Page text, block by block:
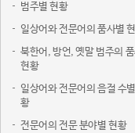
범주별 현황
일상어와 전문어의 품사별
북한어, 방언, 옛말 범주의
현황
일상어와 전문어의 음절 수
황
전문어의 전문 분야별 현황